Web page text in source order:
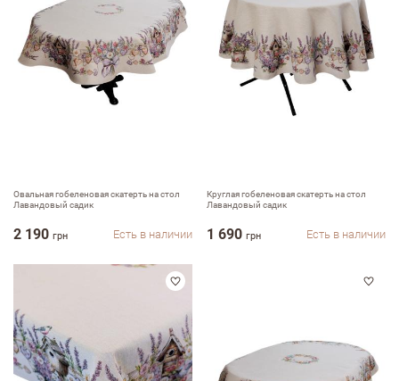
Овальная гобеленовая скатерть на стол
Лавандовый садик
2 190 грн Есть в наличии
Круглая гобеленовая скатерть на стол
Лавандовый садик
1 690 грн Есть в наличии